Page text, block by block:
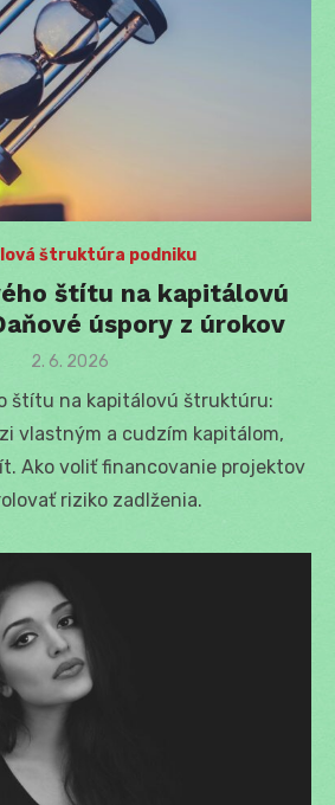
štruktúra podniku
štítu na kapitálovú
úspory z úrokov
Posted
2. 6. 2026
štítu na kapitálovú štruktúru:
vlastným a cudzím kapitálom,
Ako voliť financovanie projektov
riziko zadlženia.